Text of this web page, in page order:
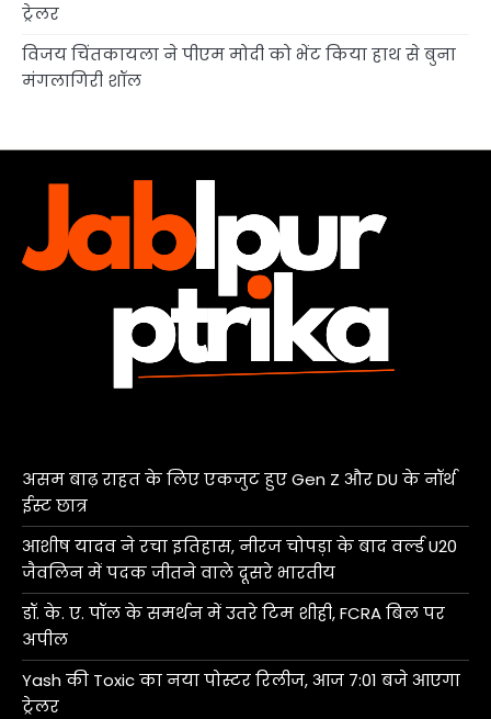
ट्रेलर
विजय चिंतकायला ने पीएम मोदी को भेंट किया हाथ से बुना
मंगलागिरी शॉल
असम बाढ़ राहत के लिए एकजुट हुए Gen Z और DU के नॉर्थ
ईस्ट छात्र
आशीष यादव ने रचा इतिहास, नीरज चोपड़ा के बाद वर्ल्ड U20
जैवलिन में पदक जीतने वाले दूसरे भारतीय
डॉ. के. ए. पॉल के समर्थन में उतरे टिम शीही, FCRA बिल पर
अपील
Yash की Toxic का नया पोस्टर रिलीज, आज 7:01 बजे आएगा
ट्रेलर